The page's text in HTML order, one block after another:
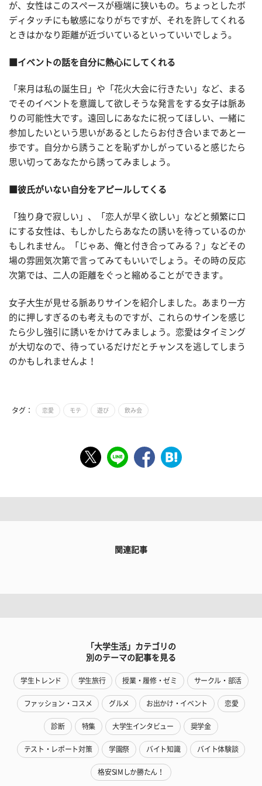
が、女性はこのスペースが極端に狭いもの。ちょっとしたボ
ディタッチにも敏感になりがちですが、それを許してくれる
ときはかなり距離が近づいているといっていいでしょう。
■イベントの話を自分に熱心にしてくれる
「来月は私の誕生日」や「花火大会に行きたい」など、まる
でそのイベントを意識して欲しそうな発言をする女子は脈あ
りの可能性大です。遠回しにあなたに祝ってほしい、一緒に
参加したいという思いがあるとしたらお付き合いまであと一
歩です。自分から誘うことを恥ずかしがっていると感じたら
思い切ってあなたから誘ってみましょう。
■彼氏がいない自分をアピールしてくる
「独り身で寂しい」、「恋人が早く欲しい」などと頻繁に口
にする女性は、もしかしたらあなたの誘いを待っているのか
もしれません。「じゃあ、俺と付き合ってみる？」などその
場の雰囲気次第で言ってみてもいいでしょう。その時の反応
次第では、二人の距離をぐっと縮めることができます。
女子大生が見せる脈ありサインを紹介しました。あまり一方
的に押しすぎるのも考えものですが、これらのサインを感じ
たら少し強引に誘いをかけてみましょう。恋愛はタイミング
が大切なので、待っているだけだとチャンスを逃してしまう
のかもしれませんよ！
タグ： 恋愛 モテ 遊び 飲み会
関連記事
「大学生活」カテゴリの
別のテーマの記事を見る
学生トレンド 学生旅行 授業・履修・ゼミ サークル・部活
ファッション・コスメ グルメ お出かけ・イベント 恋愛
診断 特集 大学生インタビュー 奨学金
テスト・レポート対策 学園祭 バイト知識 バイト体験談
格安SIMしか勝たん！